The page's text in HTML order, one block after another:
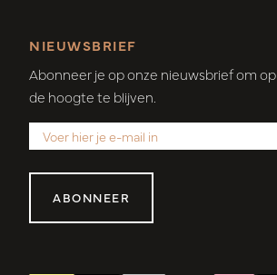
NIEUWSBRIEF
Abonneer je op onze nieuwsbrief om op
de hoogte te blijven.
ABONNEER